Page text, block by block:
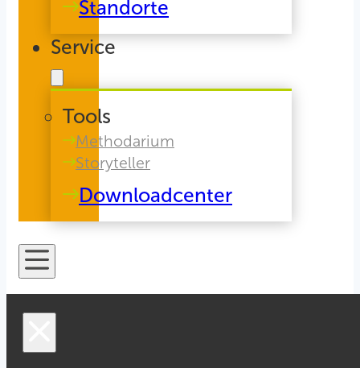
Standorte
Service
Tools
Methodarium
Storyteller
Downloadcenter